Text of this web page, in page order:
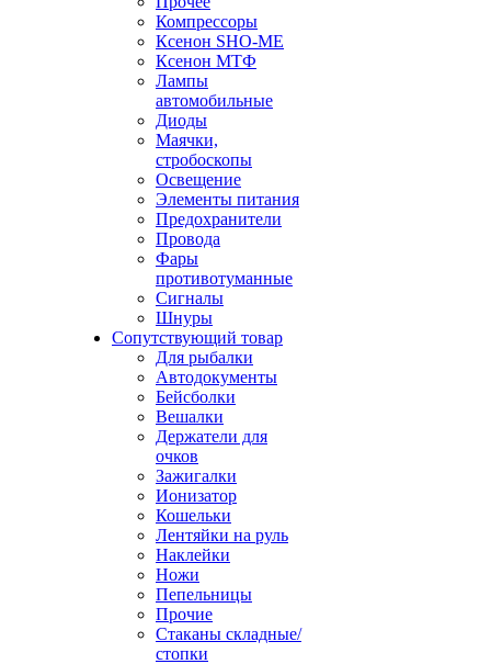
Компрессоры
Ксенон SHO-ME
Ксенон МТФ
Лампы
автомобильные
Диоды
Маячки,
стробоскопы
Освещение
Элементы питания
Предохранители
Провода
Фары
противотуманные
Сигналы
Шнуры
Сопутствующий товар
Для рыбалки
Автодокументы
Бейсболки
Вешалки
Держатели для
очков
Зажигалки
Ионизатор
Кошельки
Лентяйки на руль
Наклейки
Ножи
Пепельницы
Прочие
Стаканы складные/
стопки